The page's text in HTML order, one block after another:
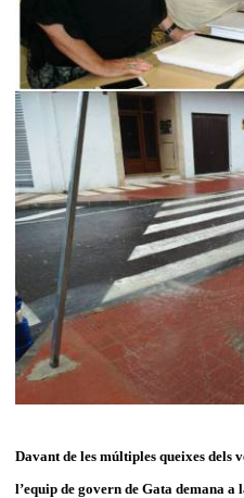
Davant de les múltiples queixes dels
l’equip de govern de Gata demana